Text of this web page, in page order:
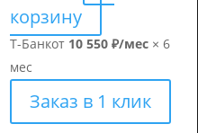
корзину
Т-Банкот 10 550 ₽/мес × 6
мес
Заказ в 1 клик